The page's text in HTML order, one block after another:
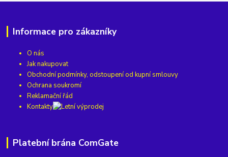
Informace pro zákazníky
O nás
Jak nakupovat
Obchodní podmínky, odstoupení od kupní smlouvy
Ochrana soukromí
Reklamační řád
Kontakty
Platební brána ComGate